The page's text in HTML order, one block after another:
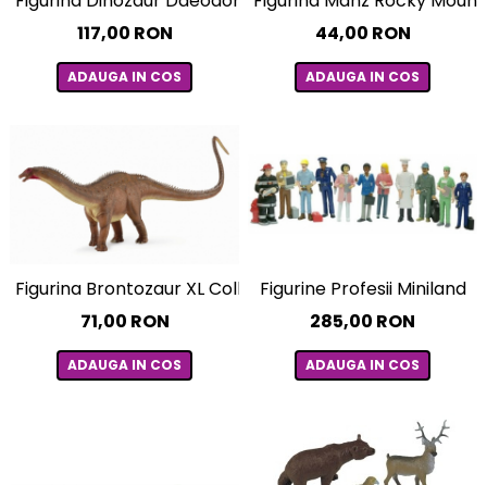
Jucarii dentitie
Jucarii Senzoriale
Teatru de papusi
Umbrele
Tempera și acuarele
117,00 RON
ADAUGA IN COS
44,00 RON
ADAUGA IN COS
Figurina Brontozaur XL Collecta
71,00 RON
ADAUGA IN COS
Figurine Profesii Miniland
285,00 RON
ADAUGA IN COS